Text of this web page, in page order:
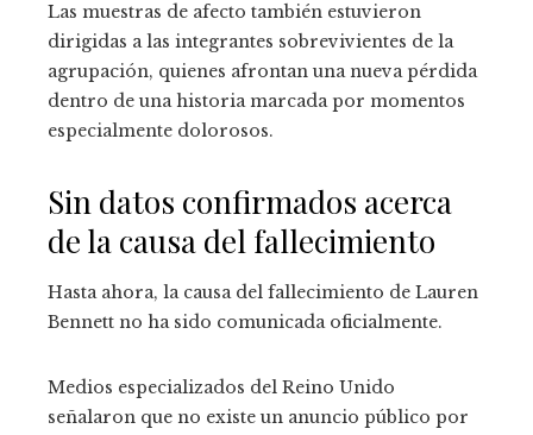
Las muestras de afecto también estuvieron
dirigidas a las integrantes sobrevivientes de la
agrupación, quienes afrontan una nueva pérdida
dentro de una historia marcada por momentos
especialmente dolorosos.
Sin datos confirmados acerca
de la causa del fallecimiento
Hasta ahora, la causa del fallecimiento de Lauren
Bennett no ha sido comunicada oficialmente.
Medios especializados del Reino Unido
señalaron que no existe un anuncio público por